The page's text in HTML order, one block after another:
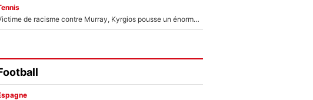
Victime de racisme contre Murray, Kyrgios pousse un énorme coup de gueule !